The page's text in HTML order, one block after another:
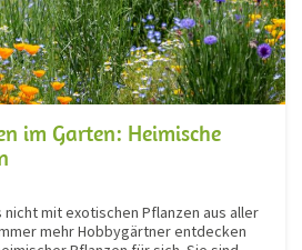
im Garten: Heimische
nicht mit exotischen Pflanzen aus aller
mehr Hobbygärtner entdecken